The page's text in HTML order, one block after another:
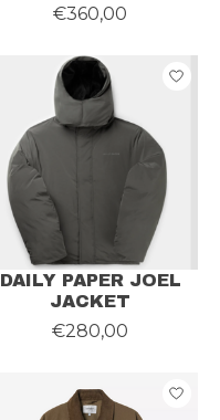
€360,00
DAILY PAPER JOEL
JACKET
€280,00